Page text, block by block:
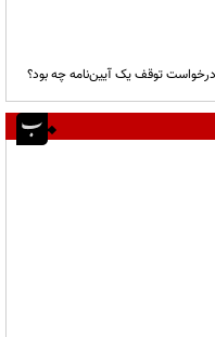
درخواست توقف یک آیین‌نامه چه بود؟